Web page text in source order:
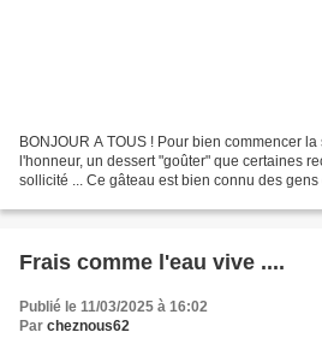
BONJOUR A TOUS ! Pour bien commencer la
l'honneur, un dessert "goûter" que certaines
sollicité ... Ce gâteau est bien connu des gens
Frais comme l'eau vive ....
Publié le 11/03/2025 à 16:02
Par cheznous62